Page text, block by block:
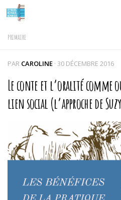
Skip to content
PRIMAIRE
PAR CAROLINE · 30 DÉCEMBRE 2016
Le conte et l’oralité comme
lien social (l’approche de